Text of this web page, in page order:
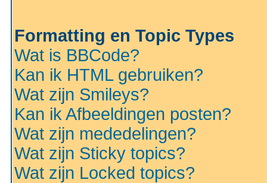
Formatting en Topic Types
Wat is BBCode?
Kan ik HTML gebruiken?
Wat zijn Smileys?
Kan ik Afbeeldingen posten?
Wat zijn mededelingen?
Wat zijn Sticky topics?
Wat zijn Locked topics?